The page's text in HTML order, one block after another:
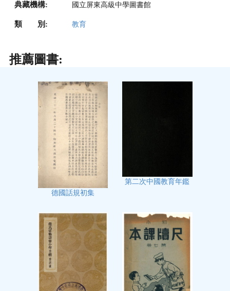
典藏機構: 國立屏東高級中學圖書館
類 別: 教育
推薦圖書:
德國話規初集
第二次中國教育年鑑